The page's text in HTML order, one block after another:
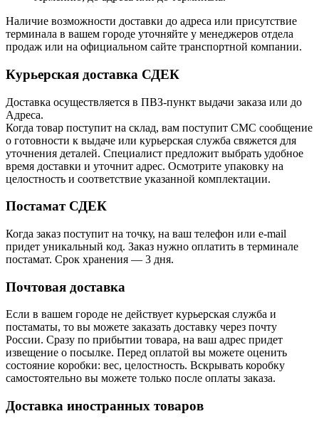
Наличие возможности доставки до адреса или присутствие
терминала в вашем городе уточняйте у менеджеров отдела
продаж или на официальном сайте транспортной компании.
Курьерская доставка СДЕК
Доставка осуществляется в ПВЗ-пункт выдачи заказа или до
Адреса.
Когда товар поступит на склад, вам поступит СМС сообщение
о готовности к выдаче или курьерская служба свяжется для
уточнения деталей. Специалист предложит выбрать удобное
время доставки и уточнит адрес. Осмотрите упаковку на
целостность и соответствие указанной комплектации.
Постамат СДЕК
Когда заказ поступит на точку, на ваш телефон или e-mail
придет уникальный код. Заказ нужно оплатить в терминале
постамат. Срок хранения — 3 дня.
Почтовая доставка
Если в вашем городе не действует курьерская служба и
постаматы, то вы можете заказать доставку через почту
России. Сразу по прибытии товара, на ваш адрес придет
извещение о посылке. Перед оплатой вы можете оценить
состояние коробки: вес, целостность. Вскрывать коробку
самостоятельно вы можете только после оплаты заказа.
Доставка иностранных товаров